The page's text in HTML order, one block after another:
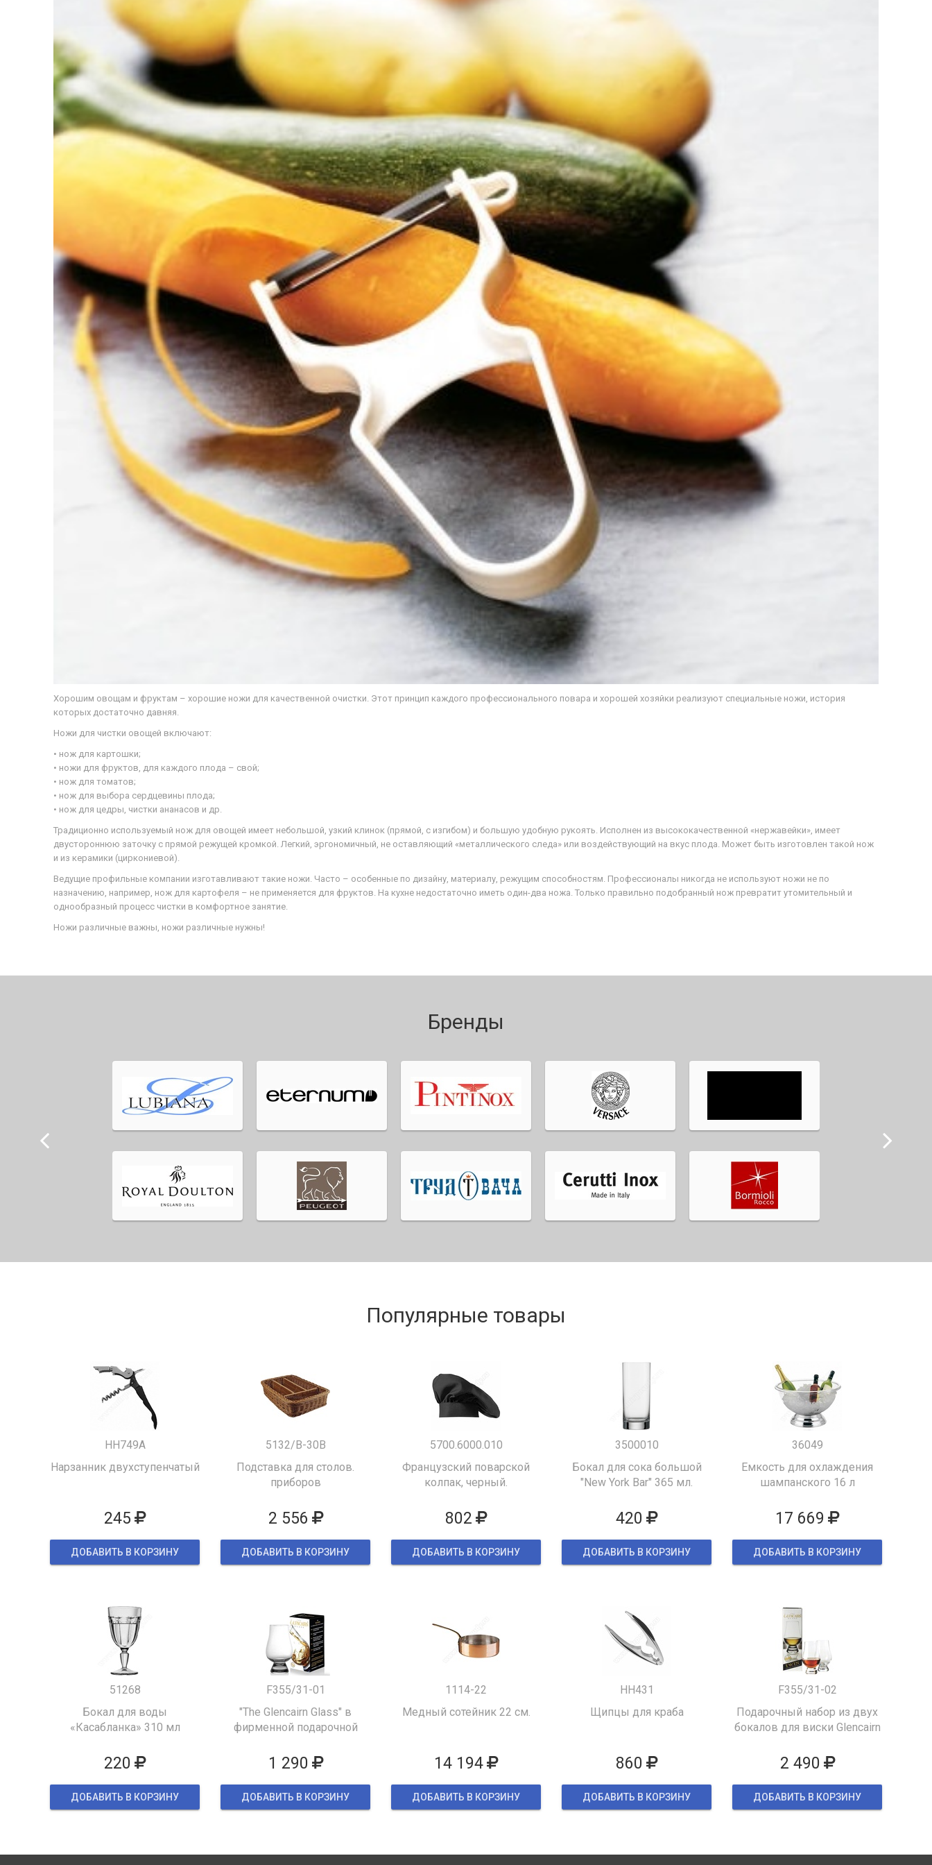
Хорошим овощам и фруктам – хорошие ножи для качественной очистки. Этот принцип каждого профессионального повара и хорошей хозяйки реализуют специальные ножи, история
которых достаточно давняя.
Ножи для чистки овощей включают:
• нож для картошки;
• ножи для фруктов, для каждого плода – свой;
• нож для томатов;
• нож для выбора сердцевины плода;
• нож для цедры, чистки ананасов и др.
Традиционно используемый нож для овощей имеет небольшой, узкий клинок (прямой, с изгибом) и большую удобную рукоять. Исполнен из высококачественной «нержавейки», имеет
двустороннюю заточку с прямой режущей кромкой. Легкий, эргономичный, не оставляющий «металлического следа» или воздействующий на вкус плода. Может быть изготовлен такой нож
и из керамики (циркониевой).
Ведущие профильные компании изготавливают такие ножи. Часто – особенные по дизайну, материалу, режущим способностям. Профессионалы никогда не используют ножи не по
назначению, например, нож для картофеля – не применяется для фруктов. На кухне недостаточно иметь один-два ножа. Только правильно подобранный нож превратит утомительный и
однообразный процесс чистки в комфортное занятие.
Ножи различные важны, ножи различные нужны!
Бренды
Популярные товары
HH749A
Нарзанник двухступенчатый
245
ДОБАВИТЬ В КОРЗИНУ
5132/B-30B
Подставка для столов.
приборов
2 556
ДОБАВИТЬ В КОРЗИНУ
5700.6000.010
Французский поварской
колпак, черный.
802
ДОБАВИТЬ В КОРЗИНУ
3500010
Бокал для сока большой
"New York Bar" 365 мл.
420
ДОБАВИТЬ В КОРЗИНУ
36049
Емкость для охлаждения
шампанского 16 л
17 669
ДОБАВИТЬ В КОРЗИНУ
51268
Бокал для воды
«Касабланка» 310 мл
220
ДОБАВИТЬ В КОРЗИНУ
F355/31-01
"The Glencairn Glass" в
фирменной подарочной
1 290
ДОБАВИТЬ В КОРЗИНУ
1114-22
Медный сотейник 22 см.
14 194
ДОБАВИТЬ В КОРЗИНУ
HH431
Щипцы для краба
860
ДОБАВИТЬ В КОРЗИНУ
F355/31-02
Подарочный набор из двух
бокалов для виски Glencairn
2 490
ДОБАВИТЬ В КОРЗИНУ